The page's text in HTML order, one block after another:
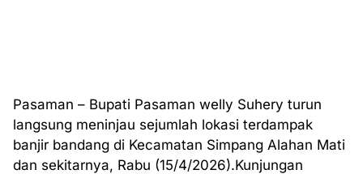
Pasaman – Bupati Pasaman welly Suhery turun
langsung meninjau sejumlah lokasi terdampak
banjir bandang di Kecamatan Simpang Alahan Mati
dan sekitarnya, Rabu (15/4/2026).Kunjungan